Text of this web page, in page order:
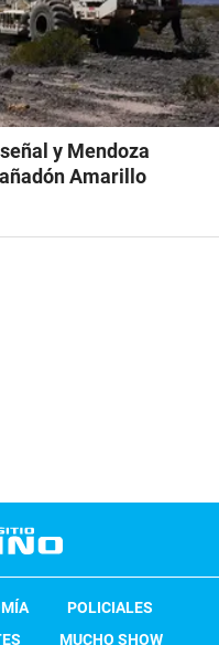
y Mendoza
Amarillo
POLICIALES
MUCHO SHOW